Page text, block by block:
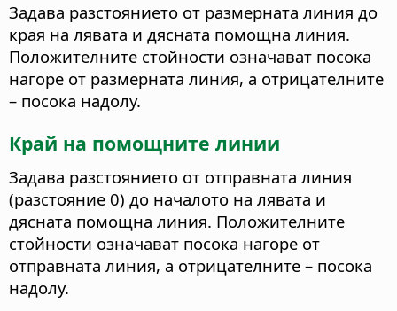
Задава разстоянието от размерната линия до
края на лявата и дясната помощна линия.
Положителните стойности означават посока
нагоре от размерната линия, а отрицателните
– посока надолу.
Край на помощните линии
Задава разстоянието от отправната линия
(разстояние 0) до началото на лявата и
дясната помощна линия. Положителните
стойности означават посока нагоре от
отправната линия, а отрицателните – посока
надолу.